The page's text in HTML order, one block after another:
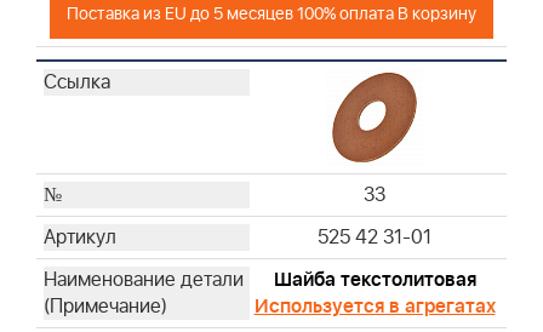
Поставка из EU до 5 месяцев 100% оплата В корзину
33
525 42 31-01
Шайба текстолитовая
Используется в агрегатах